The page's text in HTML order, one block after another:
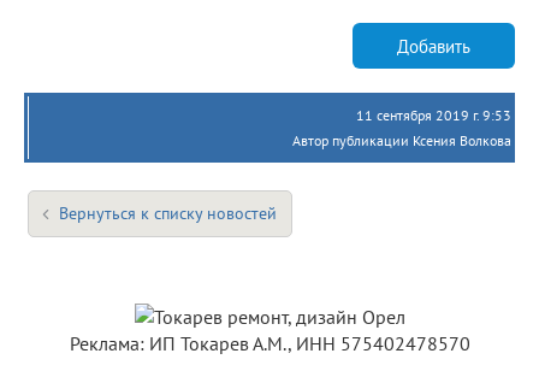
Добавить
11 сентября 2019 г. 9:53
Автор публикации Ксения Волкова
Вернуться к списку новостей
Реклама: ИП Токарев А.М., ИНН 575402478570